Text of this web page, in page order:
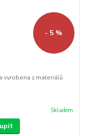
- 5 %
vyrobena z materiálů
Skladem